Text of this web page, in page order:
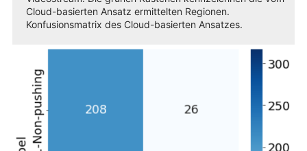
Cloud-basierten Ansatz ermittelten Regionen.
Konfusionsmatrix des Cloud-basierten Ansatzes.